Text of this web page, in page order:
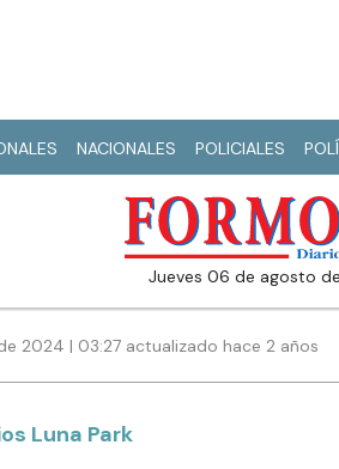
NACIONALES POLICIALES
jueves 06 de agosto
2024 | 03:27 actualizado hace 2 años
Luna Park